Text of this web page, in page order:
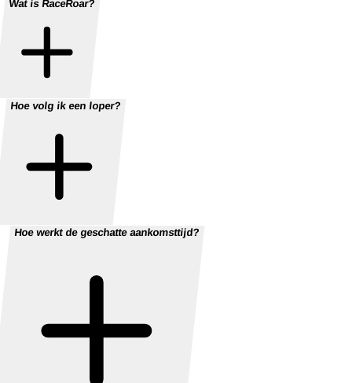
Wat is RaceRoar?
Hoe volg ik een loper?
Hoe werkt de geschatte aankomsttijd?